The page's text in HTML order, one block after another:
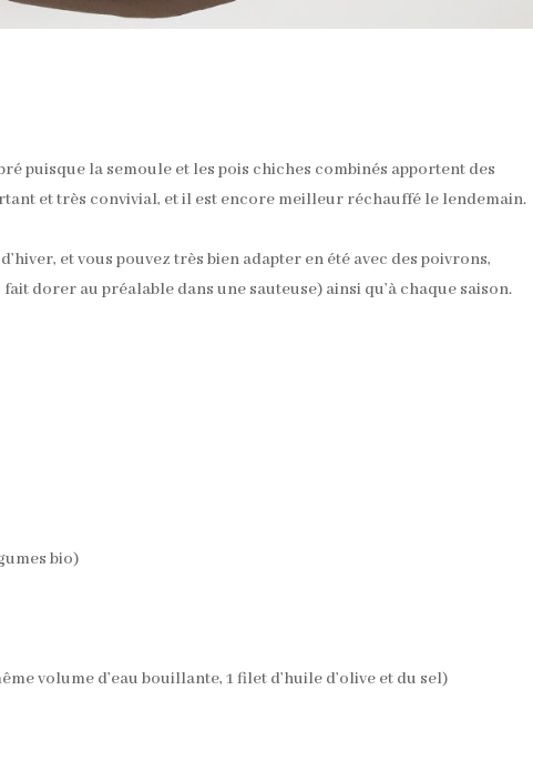
puisque la semoule et les pois chiches combinés apportent des
et très convivial, et il est encore meilleur réchauffé le lendemain.
et vous pouvez très bien adapter en été avec des poivrons,
dorer au préalable dans une sauteuse) ainsi qu’à chaque saison.
bio)
volume d’eau bouillante, 1 filet d’huile d’olive et du sel)